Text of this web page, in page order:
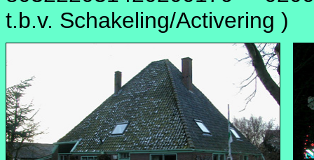
t.b.v. Schakeling/Activering )